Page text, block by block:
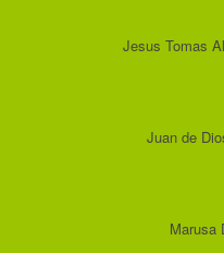
Jesus Tomas
Juan de
Marusa